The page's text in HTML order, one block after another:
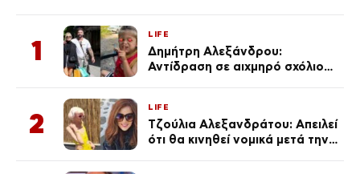
1
LIFE
Δημήτρη Αλεξάνδρου:
Αντίδραση σε αιχμηρό σχόλιο
2
LIFE
Τζούλια Αλεξανδράτου: Απειλεί
ότι θα κινηθεί νομικά μετά την